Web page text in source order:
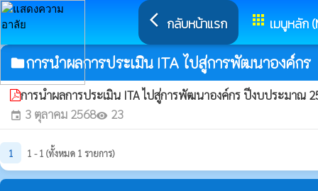
arrow_back_ios กลับหน้าแรก apps เมนูหลัก
folderการนำผลการประเมิน ITA ไปสู่การพัฒนาองค์กร
การนำผลการประเมิน ITA ไปสู่การพัฒนาองค์กร ปีงบประมาณ
event 3 ตุลาคม 2568visibility 23
1 1 - 1 (ทั้งหมด 1 รายการ)